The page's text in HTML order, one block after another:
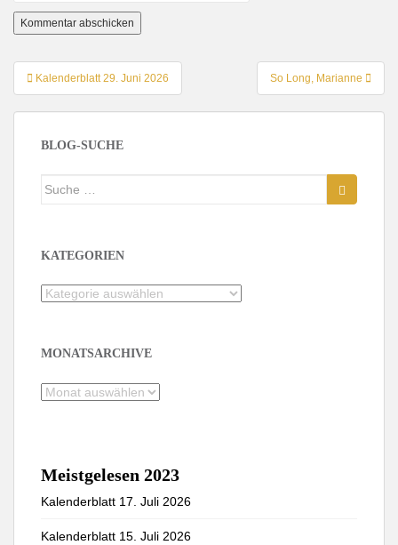
Beitragsnavigation
Kalenderblatt 29. Juni 2026 So Long, Marianne
BLOG-SUCHE
Suche
KATEGORIEN
Kategorien
MONATSARCHIVE
Monatsarchive
Meistgelesen 2023
Kalenderblatt 17. Juli 2026
Kalenderblatt 15. Juli 2026